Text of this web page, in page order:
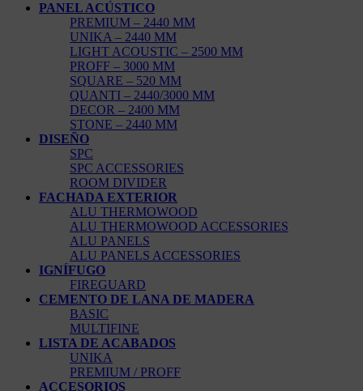
PANEL ACÚSTICO
PREMIUM – 2440 MM
UNIKA – 2440 MM
LIGHT ACOUSTIC – 2500 MM
PROFF – 3000 MM
SQUARE – 520 MM
QUANTI – 2440/3000 MM
DECOR – 2400 MM
STONE – 2440 MM
DISEÑO
SPC
SPC ACCESSORIES
ROOM DIVIDER
FACHADA EXTERIOR
ALU THERMOWOOD
ALU THERMOWOOD ACCESSORIES
ALU PANELS
ALU PANELS ACCESSORIES
IGNÍFUGO
FIREGUARD
CEMENTO DE LANA DE MADERA
BASIC
MULTIFINE
LISTA DE ACABADOS
UNIKA
PREMIUM / PROFF
ACCESORIOS